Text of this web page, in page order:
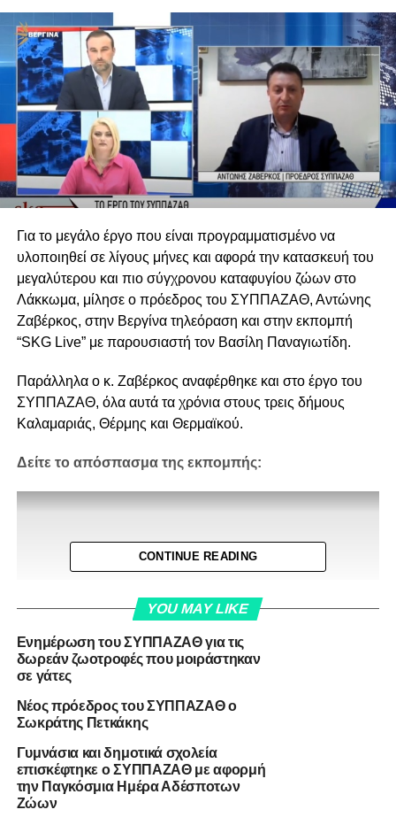
Για το μεγάλο έργο που είναι προγραμματισμένο να
υλοποιηθεί σε λίγους μήνες και αφορά την κατασκευή του
μεγαλύτερου και πιο σύγχρονου καταφυγίου ζώων στο
Λάκκωμα, μίλησε ο πρόεδρος του ΣΥΠΠΑΖΑΘ, Αντώνης
Ζαβέρκος, στην Βεργίνα τηλεόραση και στην εκπομπή
“SKG Live” με παρουσιαστή τον Βασίλη Παναγιωτίδη.
Παράλληλα ο κ. Ζαβέρκος αναφέρθηκε και στο έργο του
ΣΥΠΠΑΖΑΘ, όλα αυτά τα χρόνια στους τρεις δήμους
Καλαμαριάς, Θέρμης και Θερμαϊκού.
Δείτε το απόσπασμα της εκπομπής:
CONTINUE READING
YOU MAY LIKE
Ενημέρωση του ΣΥΠΠΑΖΑΘ για τις
δωρεάν ζωοτροφές που μοιράστηκαν
σε γάτες
Νέος πρόεδρος του ΣΥΠΠΑΖΑΘ ο
Σωκράτης Πετκάκης
Γυμνάσια και δημοτικά σχολεία
επισκέφτηκε ο ΣΥΠΠΑΖΑΘ με αφορμή
την Παγκόσμια Ημέρα Αδέσποτων
Ζώων